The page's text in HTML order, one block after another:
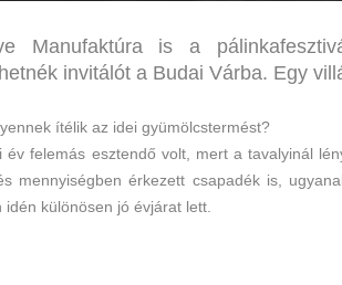
Manufaktúra is a
invitálót a Budai Várba. Egy
ítélik az idei gyümölcstermést?
év felemás esztendő volt, mert a tavalyinál
mennyiségben érkezett csapadék is,
idén különösen jó évjárat lett.